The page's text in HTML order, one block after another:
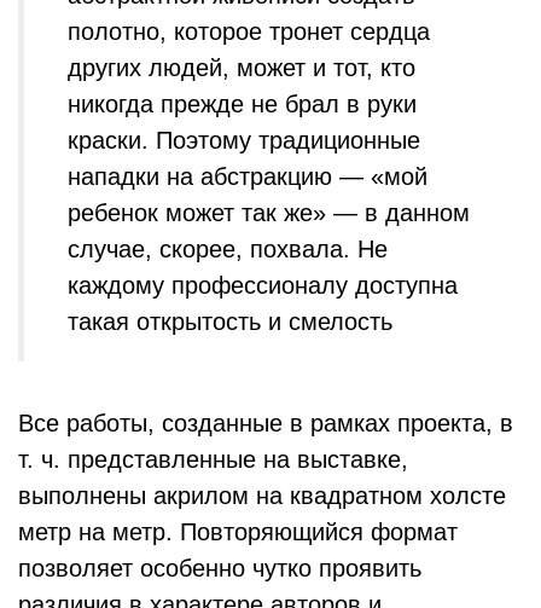
полотно, которое тронет сердца
других людей, может и тот, кто
никогда прежде не брал в руки
краски. Поэтому традиционные
нападки на абстракцию — «мой
ребенок может так же» — в данном
случае, скорее, похвала. Не
каждому профессионалу доступна
такая открытость и смелость
Все работы, созданные в рамках проекта, в
т. ч. представленные на выставке,
выполнены акрилом на квадратном холсте
метр на метр. Повторяющийся формат
позволяет особенно чутко проявить